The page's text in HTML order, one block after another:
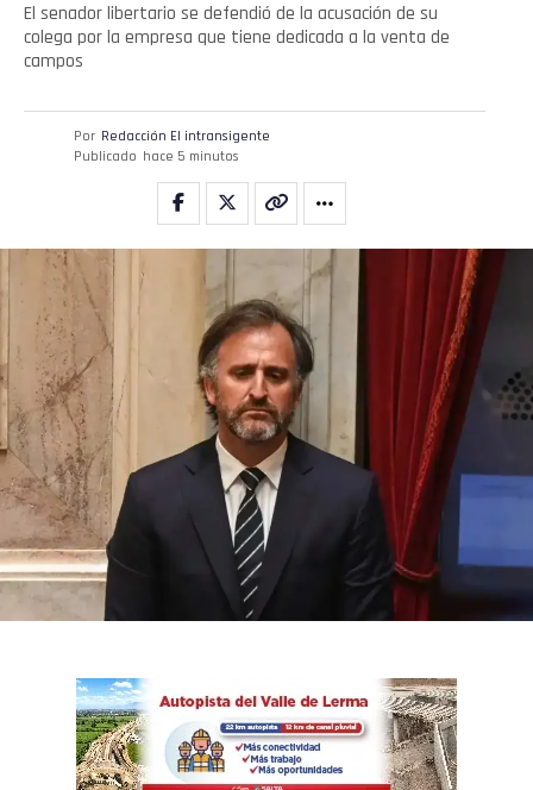
El senador libertario se defendió de la acusación de su
colega por la empresa que tiene dedicada a la venta de
campos
Por Redacción El intransigente
Publicado hace 5 minutos